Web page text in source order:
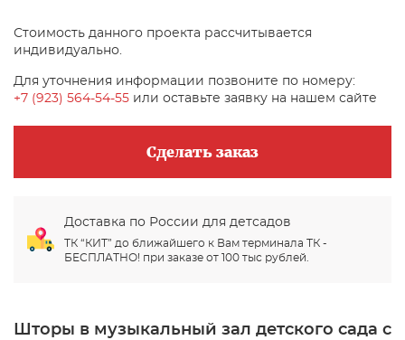
Стоимость данного проекта рассчитывается
индивидуально.
Для уточнения информации позвоните по номеру:
+7 (923) 564-54-55 или оставьте заявку на нашем сайте
Сделать заказ
Доставка по России для детсадов
ТК “КИТ” до ближайшего к Вам терминала ТК -
БЕСПЛАТНО! при заказе от 100 тыс рублей.
Шторы в музыкальный зал детского сада с